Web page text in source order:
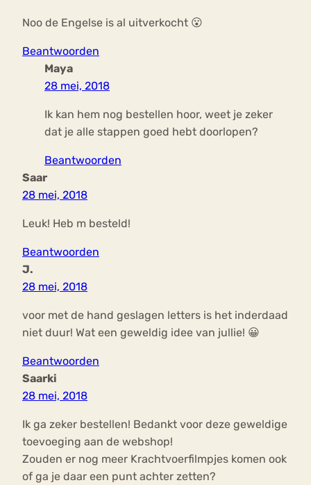
Noo de Engelse is al uitverkocht 😮
Beantwoorden
Maya
28 mei, 2018
Ik kan hem nog bestellen hoor, weet je zeker
dat je alle stappen goed hebt doorlopen?
Beantwoorden
Saar
28 mei, 2018
Leuk! Heb m besteld!
Beantwoorden
J.
28 mei, 2018
voor met de hand geslagen letters is het inderdaad
niet duur! Wat een geweldig idee van jullie! 😀
Beantwoorden
Saarki
28 mei, 2018
Ik ga zeker bestellen! Bedankt voor deze geweldige
toevoeging aan de webshop!
Zouden er nog meer Krachtvoerfilmpjes komen ook
of ga je daar een punt achter zetten?